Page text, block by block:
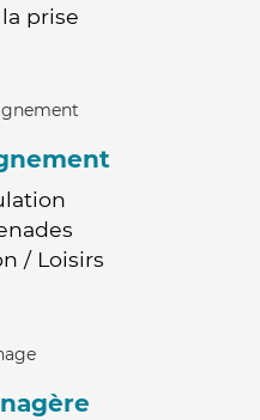
prise
/ Loisirs